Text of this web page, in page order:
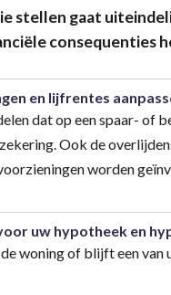
stellen gaat
consequenties
en lijfrentes
dat op een spaar- of
Ook de
worden
uw hypotheek en
woning of blijft een van